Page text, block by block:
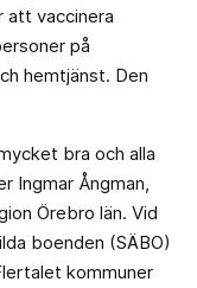
att vaccinera
på
hemtjänst. Den
bra och alla
Ingmar Ångman,
Örebro län. Vid
boenden (SÄBO)
kommuner